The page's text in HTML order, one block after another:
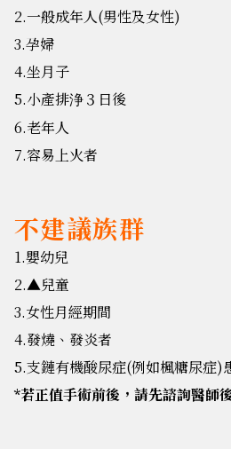
2.一般成年人(男性及女性)
3.孕婦
4.坐月子
5.小產排浄３日後
6.老年人
7.容易上火者
不建議族群
1.嬰幼兒
2.▲兒童
3.女性月經期間
4.發燒、發炎者
5.支鏈有機酸尿症(例如楓糖尿症)
*若正值手術前後，請先諮詢醫師